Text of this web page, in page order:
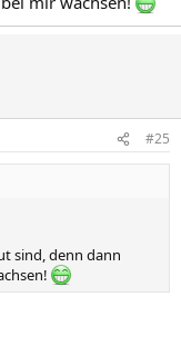
#25
sind, denn dann